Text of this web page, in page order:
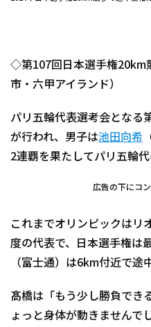
◇第107回日本選手権20km
市・六甲アイランド）
パリ五輪代表選考会となる
が行われ、男子は池田向希
2連覇を果たしてパリ五輪代
広告の下にコ
これまでオリンピックはリ
度の代表で、日本選手権は
（富士通）は6km付近で途
髙橋は「もう少し勝負でき
ょっと身体が動きませんで